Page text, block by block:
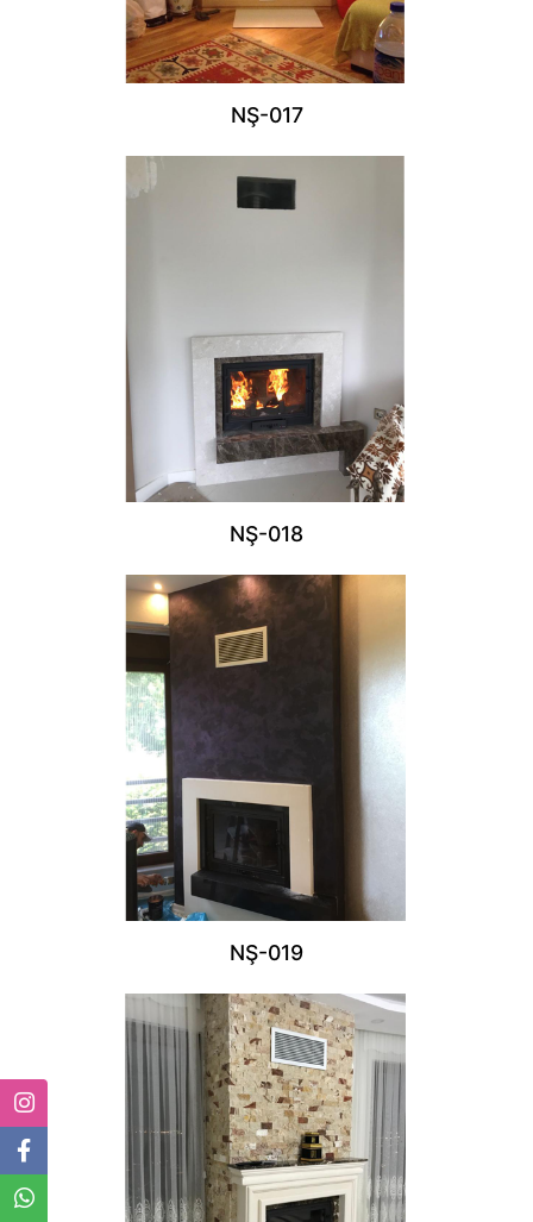
NŞ-017
NŞ-018
NŞ-019